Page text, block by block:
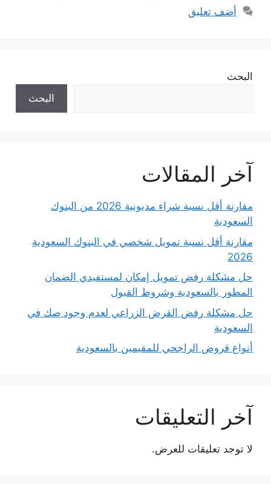
أضف تعليق
البحث
البحث
آخر المقالات
مقارنة أقل نسبة شراء مديونية 2026 من البنوك
السعودية
مقارنة أقل نسبة تمويل شخصي في البنوك السعودية
2026
حل مشكلة رفض تمويل إمكان لمستفيدي الضمان
المطور بالسعودية وشروط القبول
حل مشكلة رفض القرض الزراعي لعدم وجود صك في
السعودية
أنواع قروض الراجحي للمقيمين بالسعودية
آخر التعليقات
لا توجد تعليقات للعرض.